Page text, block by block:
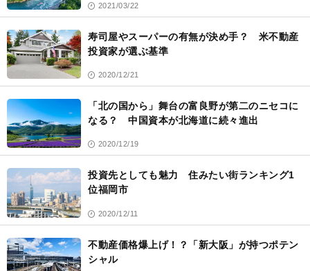
2021/03/22
寿司屋やスーパーの有無が決め手？ 米不動産
投資家が選ぶ基準
2020/12/21
「北の国から」舞台の富良野が第二のニセコに
なる？ 中国資本が北海道に続々進出
2020/12/19
投資先としても魅力 住みたい街ランキング1
位福岡市
2020/12/11
不動産価格爆上げ！？「新大阪」が持つポテン
シャル